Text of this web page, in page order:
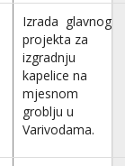
Izrada glavnog
projekta za
izgradnju
kapelice na
mjesnom
groblju u
Varivodama.